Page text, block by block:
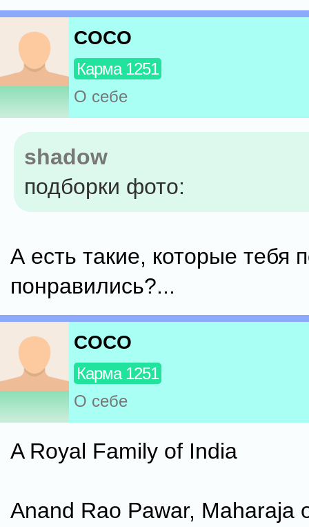
COCO
Карма 1251
О себе
shadow
подборки фото:
А есть такие, которые тебя
понравились?...
COCO
Карма 1251
О себе
A Royal Family of India
Anand Rao Pawar, Maharaja